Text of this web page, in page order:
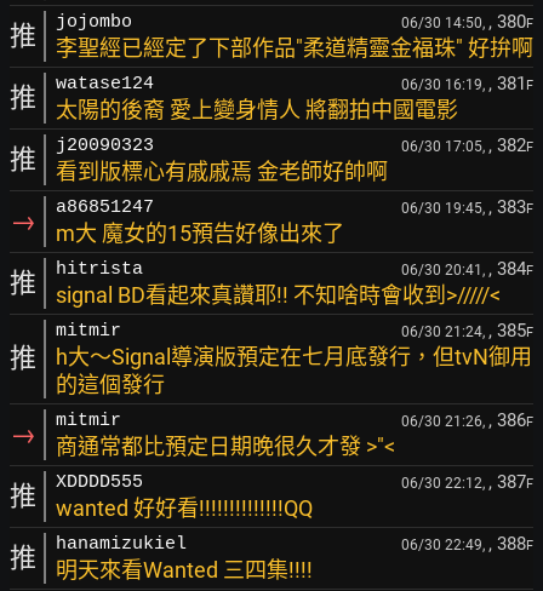
推 jojombo 06/30 14:50, , 380F
李聖經已經定了下部作品"柔道精靈金福珠" 好拚啊
推 watase124 06/30 16:19, , 381 F
太陽的後裔 愛上變身情人 將翻拍中國電影
推 j20090323 06/30 17:05, , 382F
看到版標心有戚戚焉 金老師好帥啊
→ a86851247 06/30 19:45, , 383F
m大 魔女的15預告好像出來了
推 hitrista 06/30 20:41, , 384F
signal BD看起來真讚耶!! 不知啥時會收到>/////<
推
mitmir 06/30 21:24, , 385F
h大～Signal導演版預定在七月底發行，但tvN御用
的這個發行
→ mitmir 06/30 21:26, , 386F
商通常都比預定日期晚很久才發 >"<
推 XDDDD555 06/30 22:12, , 387F
wanted 好好看!!!!!!!!!!!!!!QQ
推 hanamizukiel 06/30 22:49, , 388F
明天來看Wanted 三四集!!!!